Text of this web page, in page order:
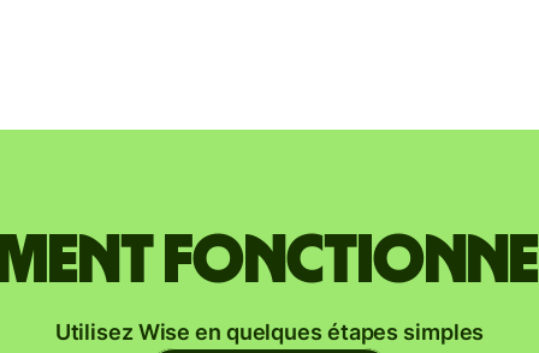
fonctionne
Utilisez Wise en quelques étapes simples